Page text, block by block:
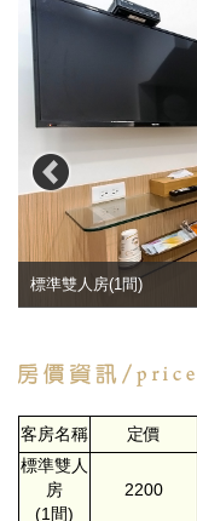
標準雙人房(1間)
客房名稱 定價
標準雙人
房
(1間)
2200